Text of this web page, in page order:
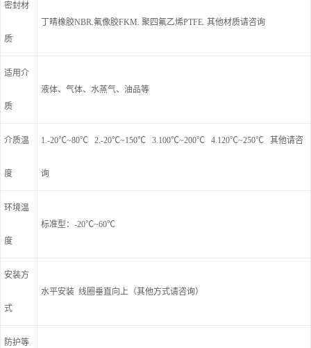
密封材
质
丁晴橡胶NBR.氟像胶FKM. 聚四氟乙烯PTFE. 其他材质请咨询
适用介
质
液体、气体、水蒸气、油品等
介质温
度
1.-20℃~80℃ 2.-20℃~150℃ 3.100℃~200℃ 4.120℃~250℃ 其他请咨
询
环境温
度
标准型：-20℃~60℃
安装方
式
水平安装 线圈垂直向上（其他方式请咨询）
防护等